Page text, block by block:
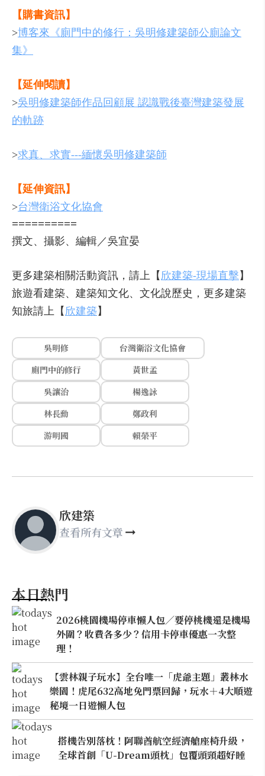
【購書資訊】
>博客來《廁門中的修行：吳明修建築師公廁論文
集》
【延伸閱讀】
>吳明修建築師作品回顧展 認識戰後臺灣建築發展
的軌跡
>求真、求實---緬懷吳明修建築師
【延伸資訊】
>台灣衛浴文化協會
==========
撰文、攝影、編輯／吳宜晏
更多建築相關活動資訊，請上【 欣建築-現場直擊】
旅遊看建築、建築知文化、文化說歷史，更多建築
知旅請上【 欣建築 】
吳明修
台灣衛浴文化協會
廁門中的修行
黃世孟
吳讓治
楊逸詠
林長勳
鄭政利
游明國
賴榮平
欣建築
查看所有文章
本日熱門
2026桃園機場停車懶人包／要停桃機還是機場
外圍？收費各多少？信用卡停車優惠一次整
理！
【雲林親子玩水】全台唯一「虎爺主題」叢林水
樂園！虎尾632高地免門票回歸，玩水＋4大順遊
秘境一日遊懶人包
搭機告別落枕！阿聯酋航空經濟艙座椅升級，
全球首創「U-Dream頭枕」包覆頭頸超好睡